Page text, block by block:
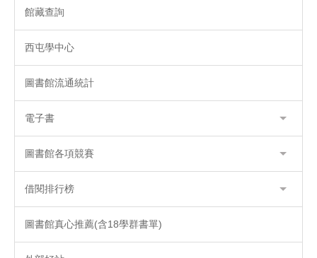
館藏查詢
西屯學中心
圖書館流通統計
電子書
圖書館各項競賽
借閱排行榜
圖書館真心推薦(含18學群書單)